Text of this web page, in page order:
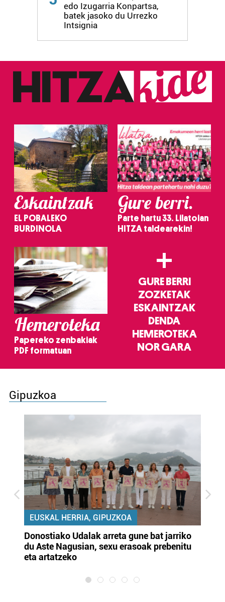
edo Izugarria Konpartsa,
batek jasoko du Urrezko
Intsignia
Eskaintzak
EL POBALEKO
BURDINOLA
Gure berri.
Parte hartu 33. Lilatoian
HITZA taldearekin!
Hemeroteka
Papereko zenbakiak
PDF formatuan
+
GURE BERRI
ZOZKETAK
ESKAINTZAK
DENDA
HEMEROTEKA
NOR GARA
Gipuzkoa
EUSKAL HERRIA, GIPUZKOA
Donostiako Udalak arreta gune bat jarriko
du Aste Nagusian, sexu erasoak prebenitu
eta artatzeko